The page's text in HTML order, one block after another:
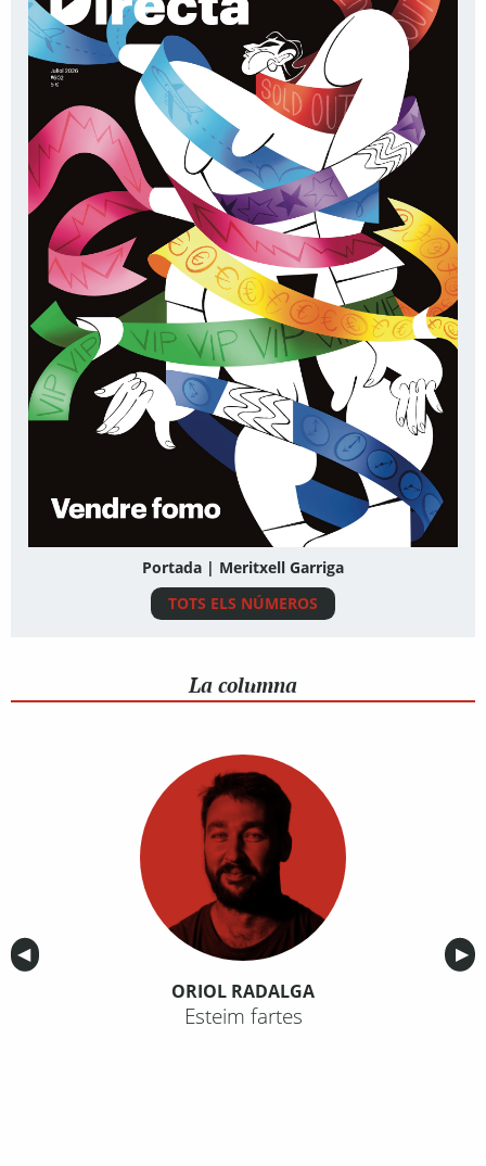
Portada | Meritxell Garriga
TOTS ELS NÚMEROS
La columna
Anterior
◀︎ ▶︎
ORIOL RADALGA
Esteim fartes